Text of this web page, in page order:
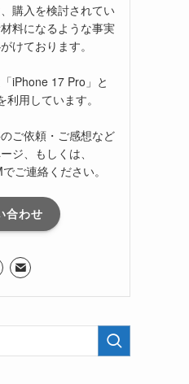
購入を検討されてい
料になるような事実
けております。
iPhone 17 Pro」と
利用しています。
ご依頼・ご感想など
ジ、もしくは、
ご連絡ください。
合わせ